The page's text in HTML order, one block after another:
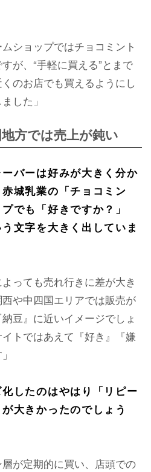
ショップではチョコミント
が、“手軽に買える”とまで
のお店でも買えるようにし
した」
方では売上が鈍い
バーは好みが大きく分か
城乳業の「チョコミン
でも「好きですか？」
文字を大きく出していま
っても売れ行きに差が大き
や中四国エリアでは販売が
豆』に近いイメージでしょ
トではあえて『好き』『嫌
したのはやはり「リピー
大きかったのでしょう
が定期的に買い、店頭での